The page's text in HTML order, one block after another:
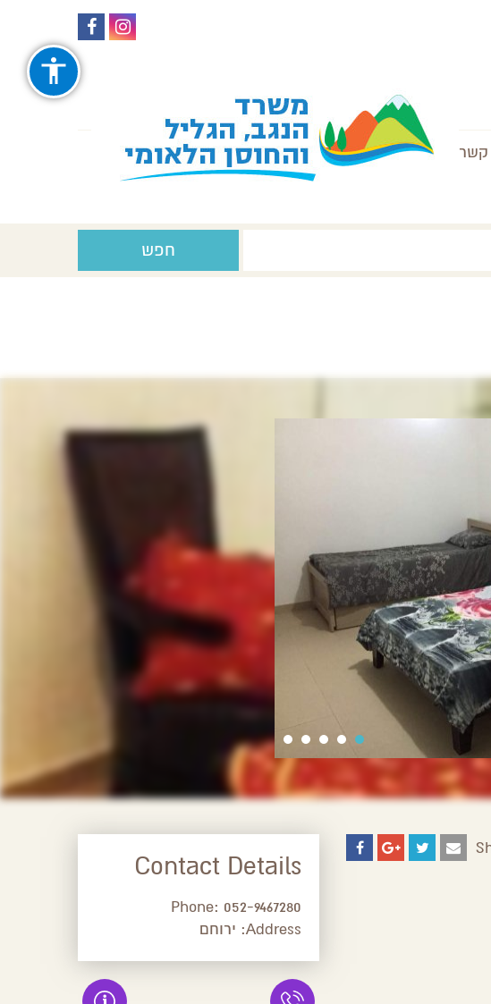
עקבו
אחרינו
ב-
Facebook
עקבו
Instagram
קשר
חפש
Contact Details
Phone: 052-9467280
Address: ירוחם